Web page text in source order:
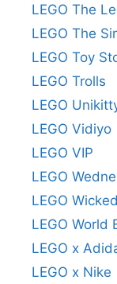
LEGO The
LEGO The
LEGO Toy
LEGO Trolls
LEGO
LEGO Vidiyo
LEGO VIP
LEGO
LEGO Wicked
LEGO World
LEGO x
LEGO x Nike